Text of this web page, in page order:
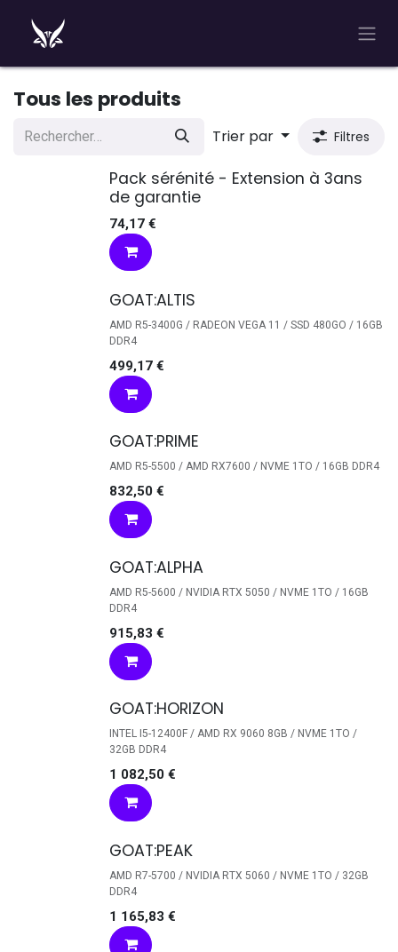
Tous les produits
Trier par Filtres
Pack sérénité - Extension à 3ans
de garantie
74,17 €
GOAT:ALTIS
AMD R5-3400G / RADEON VEGA 11 / SSD 480GO / 16GB
DDR4
499,17 €
GOAT:PRIME
AMD R5-5500 / AMD RX7600 / NVME 1TO / 16GB DDR4
832,50 €
GOAT:ALPHA
AMD R5-5600 / NVIDIA RTX 5050 / NVME 1TO / 16GB
DDR4
915,83 €
GOAT:HORIZON
INTEL I5-12400F / AMD RX 9060 8GB / NVME 1TO /
32GB DDR4
1 082,50 €
GOAT:PEAK
AMD R7-5700 / NVIDIA RTX 5060 / NVME 1TO / 32GB
DDR4
1 165,83 €